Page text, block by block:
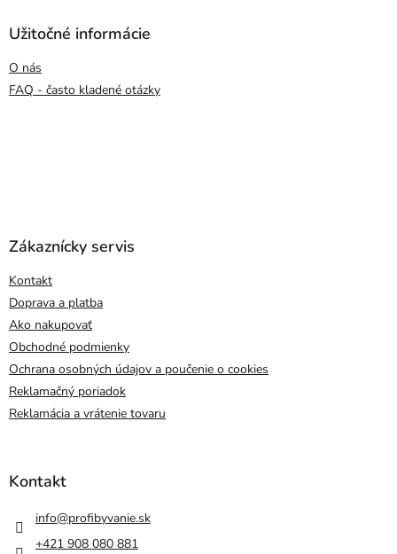
Užitočné informácie
O nás
FAQ - často kladené otázky
Zákaznícky servis
Kontakt
Doprava a platba
Ako nakupovať
Obchodné podmienky
Ochrana osobných údajov a poučenie o cookies
Reklamačný poriadok
Reklamácia a vrátenie tovaru
Kontakt
info@profibyvanie.sk
+421 908 080 881